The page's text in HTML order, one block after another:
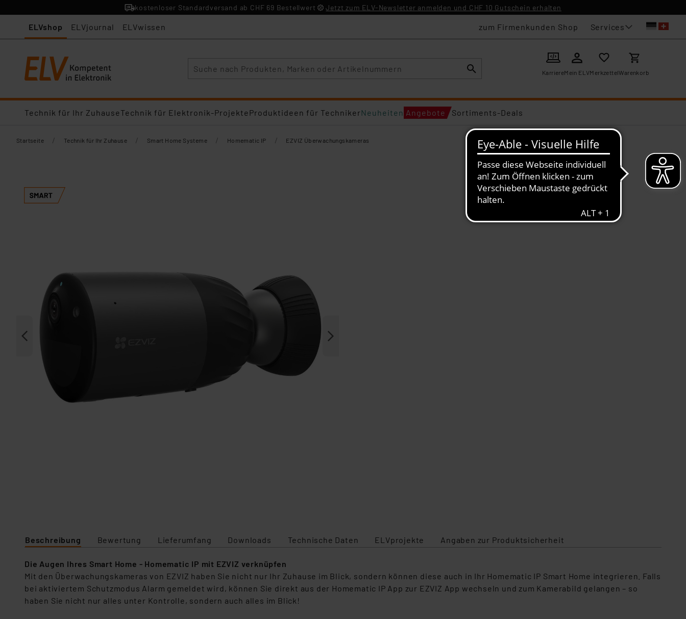
kostenloser Standardversand ab CHF 69 Bestellwert Jetzt zum ELV-Newsletter anmelden und CHF 10 Gutschein erhalten
ELVshop ELVjournal ELVwissen zum Firmenkunden Shop Services
KarriereMein ELVMerkzettelWarenkorb
Technik für Ihr ZuhauseTechnik für Elektronik-ProjekteProduktideen für TechnikerNeuheiten Angebote Sortiments-Deals
Startseite / Technik für Ihr Zuhause / Smart Home Systeme / Homematic IP / EZVIZ Überwachungskameras
Beschreibung Bewertung Lieferumfang Downloads Technische Daten ELVprojekte Angaben zur Produktsicherheit
Die Augen Ihres Smart Home - Homematic IP mit EZVIZ verknüpfen
Mit den Überwachungskameras von EZVIZ haben Sie nicht nur Ihr Zuhause im Blick, sondern können diese auch in Ihr Homematic IP Smart Home integrieren. Falls
bei aktiviertem Schutzmodus Alarm gemeldet wird, können Sie direkt aus der Homematic IP App zur EZVIZ App wechseln und zum Kamerabild gelangen – so
haben Sie nicht nur alles unter Kontrolle, sondern auch alles im Blick!